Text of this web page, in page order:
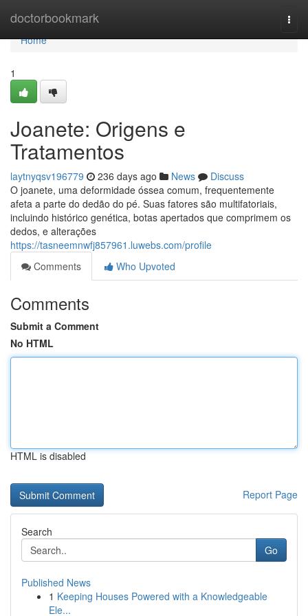
doctorbookmark
Home
Home
1
Joanete: Origens e
Tratamentos
laytnyqsv196779 236 days ago News
Discuss
O joanete, uma deformidade óssea comum, frequentemente
afeta a parte do dedão do pé. Suas fatores são multifatoriais,
incluindo histórico genética, botas apertados que comprimem os
dedos, e alterações
https://tasneemnwfj857961.luwebs.com/profile
Comments
Who Upvoted
Comments
Submit a Comment
No HTML
HTML is disabled
Report Page
Search
Go
Published News
1 Keeping Houses Powered with a Knowledgeable
Ele...